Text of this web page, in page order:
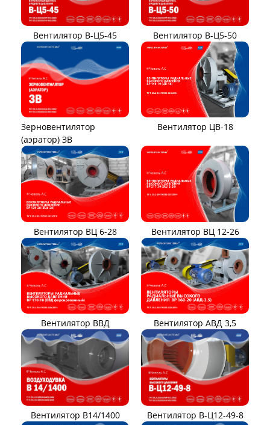
Вентилятор В-Ц5-45 Вентилятор В-Ц5-50
Зерновентилятор
(аэратор) ЗВ
Вентилятор ЦВ-18
Вентилятор ВЦ 6-28 Вентилятор ВЦ 12-26
Вентилятор ВВД Вентилятор АВД 3,5
Вентилятор В14/1400 Вентилятор В-Ц12-49-8